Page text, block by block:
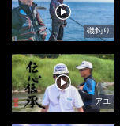
磯釣り
アユ